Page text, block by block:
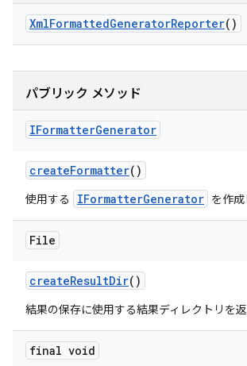
XmlFormattedGeneratorReporter()
パブリック メソッド
IFormatterGenerator
createFormatter()
使用する IFormatterGenerator を作成
File
createResultDir()
結果の保存に使用する結果ディレクトリを返
final void